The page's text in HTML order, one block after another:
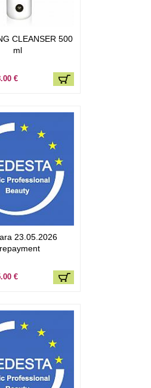
CLEANSER 500
ml
€
23.05.2026
€